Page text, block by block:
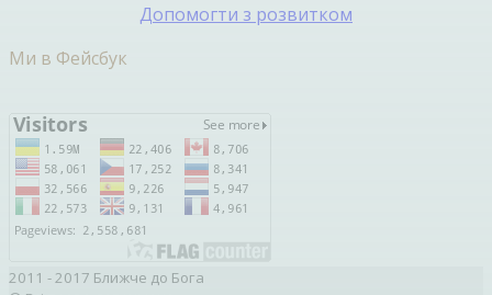
Допомогти з розвитком
Ми в Фейсбук
2011 - 2017 Ближче до Бога